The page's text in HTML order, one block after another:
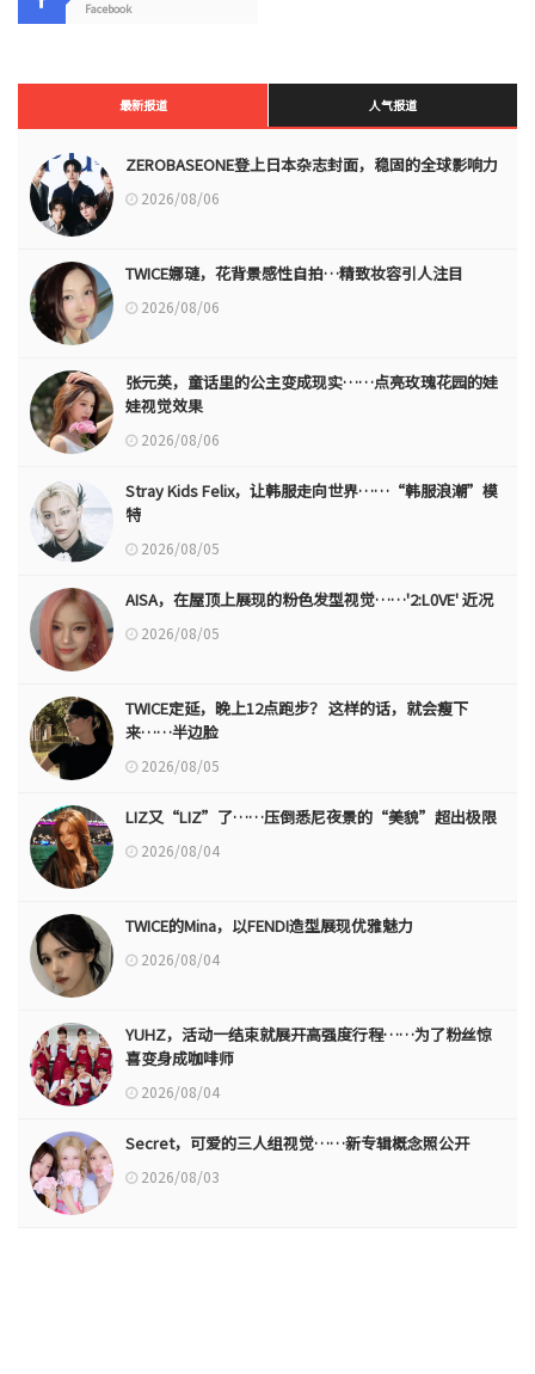
Facebook
最新报道 人气报道
ZEROBASEONE登上日本杂志封面，稳固的全球影响力
2026/08/06
TWICE娜璉，花背景感性自拍…精致妆容引人注目
2026/08/06
张元英，童话里的公主变成现实……点亮玫瑰花园的娃
娃视觉效果
2026/08/06
Stray Kids Felix，让韩服走向世界……“韩服浪潮”模
特
2026/08/05
AISA，在屋顶上展现的粉色发型视觉……'2:L0VE' 近况
2026/08/05
TWICE定延，晚上12点跑步？ 这样的话，就会瘦下
来……半边脸
2026/08/05
LIZ又“LIZ”了……压倒悉尼夜景的“美貌”超出极限
2026/08/04
TWICE的Mina，以FENDI造型展现优雅魅力
2026/08/04
YUHZ，活动一结束就展开高强度行程……为了粉丝惊
喜变身成咖啡师
2026/08/04
Secret，可爱的三人组视觉……新专辑概念照公开
2026/08/03